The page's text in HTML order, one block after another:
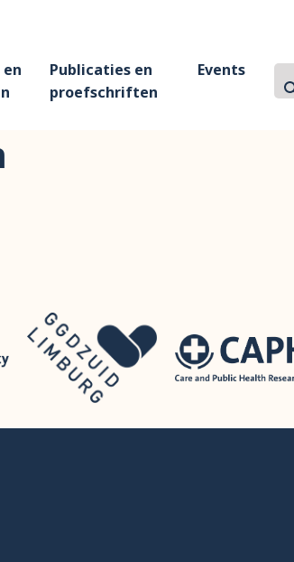
en
Publicaties en
proefschriften
Events